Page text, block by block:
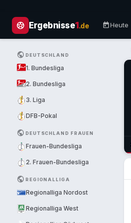
sports_soccer Ergebnisse1.de todayHeute
PUBLIC DEUTSCHLAND
1. Bundesliga
2. Bundesliga
3. Liga
DFB-Pokal
PUBLIC DEUTSCHLAND FRAUEN
Frauen-Bundesliga
2. Frauen-Bundesliga
PUBLIC REGIONALLIGA
Regionalliga Nordost
Regionalliga West